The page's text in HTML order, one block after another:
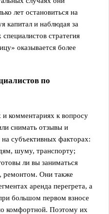
лет остановиться на
капитал и наблюдая за
стратегия
оказывается более
по
комментариях к вопросу
снимать отзывы и
субъективных факторах:
шуму, транспорту;
ли вы заниматься
ремонтом. Они также
аренда перегрета, а
большом первом взносе
комфортной. Поэтому их